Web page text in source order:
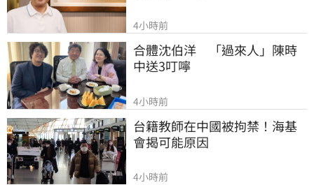
4小時前
合體沈伯洋　「過來人」陳時
中送3叮嚀
4小時前
台籍教師在中國被拘禁！海基
會揭可能原因
4小時前